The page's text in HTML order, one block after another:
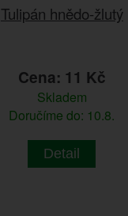
Tulipán hnědo-žlutý
Cena: 11 Kč
Skladem
Doručíme do: 10.8.
Detail